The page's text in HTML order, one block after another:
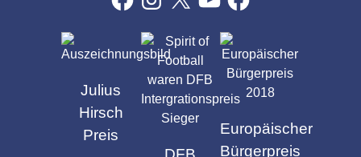
AUSZEICHNUNGEN
Julius
Hirsch
Preis
Europäischer
Bürgerpreis